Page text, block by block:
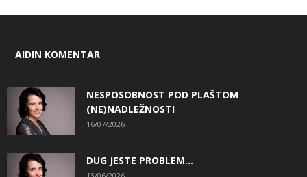
AIDIN KOMENTAR
NESPOSOBNOST POD PLAŠTOM
(NE)NADLEŽNOSTI
16/07/2026
DUG JESTE PROBLEM…